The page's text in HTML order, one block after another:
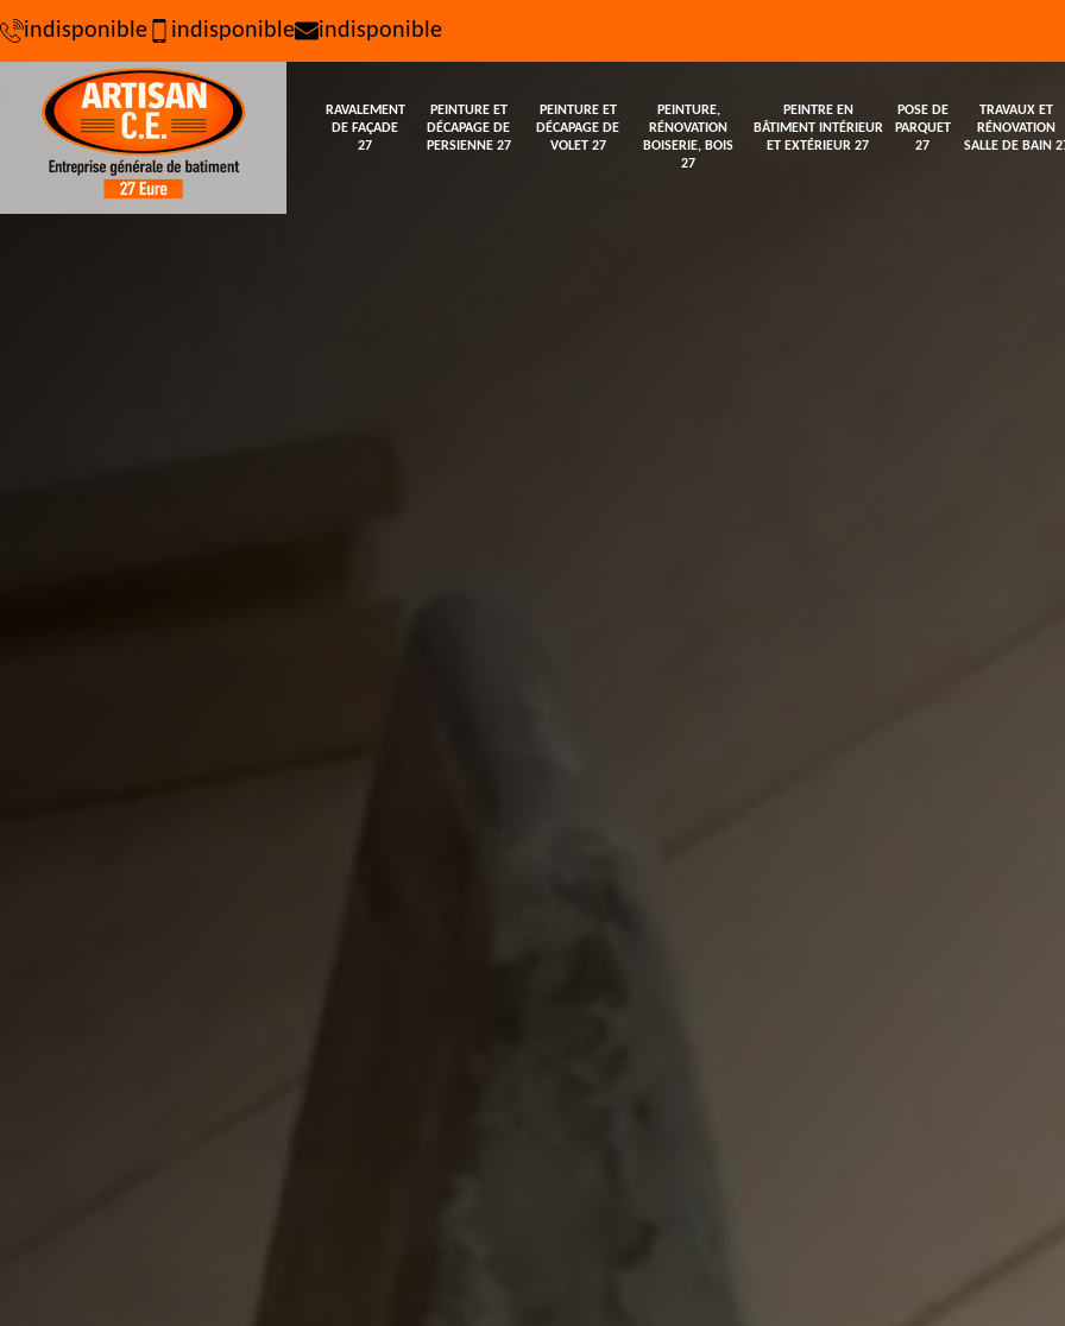
indisponible indisponible indisponible
RAVALEMENT
DE FAÇADE
27
PEINTURE ET
DÉCAPAGE DE
PERSIENNE 27
PEINTURE ET
DÉCAPAGE DE
VOLET 27
PEINTURE,
RÉNOVATION
BOISERIE, BOIS
27
PEINTRE EN
BÂTIMENT INTÉRIEUR
ET EXTÉRIEUR 27
POSE DE
PARQUET
27
TRAVAUX ET
RÉNOVATION
SALLE DE BAIN